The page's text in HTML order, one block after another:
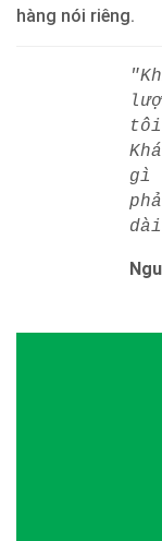
hàng nói riêng.
gì